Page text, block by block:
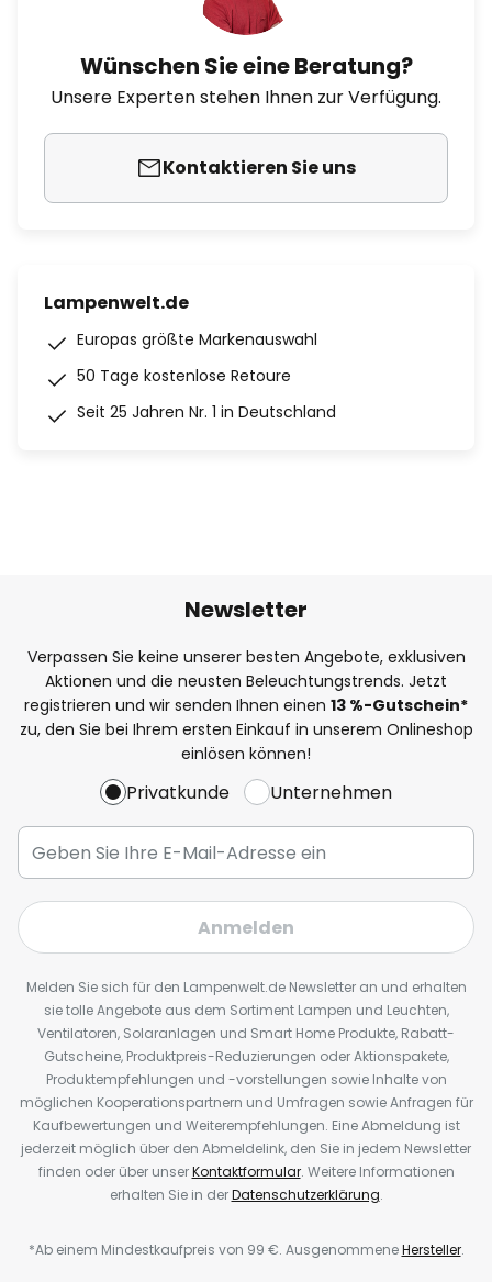
Wünschen Sie eine Beratung?
Unsere Experten stehen Ihnen zur Verfügung.
Kontaktieren Sie uns
Lampenwelt.de
Europas größte Markenauswahl
50 Tage kostenlose Retoure
Seit 25 Jahren Nr. 1 in Deutschland
Newsletter
Verpassen Sie keine unserer besten Angebote, exklusiven
Aktionen und die neusten Beleuchtungstrends. Jetzt
registrieren und wir senden Ihnen einen 13 %-Gutschein*
zu, den Sie bei Ihrem ersten Einkauf in unserem Onlineshop
einlösen können!
Privatkunde Unternehmen
Anmelden
Melden Sie sich für den Lampenwelt.de Newsletter an und erhalten
sie tolle Angebote aus dem Sortiment Lampen und Leuchten,
Ventilatoren, Solaranlagen und Smart Home Produkte, Rabatt-
Gutscheine, Produktpreis-Reduzierungen oder Aktionspakete,
Produktempfehlungen und -vorstellungen sowie Inhalte von
möglichen Kooperationspartnern und Umfragen sowie Anfragen für
Kaufbewertungen und Weiterempfehlungen. Eine Abmeldung ist
jederzeit möglich über den Abmeldelink, den Sie in jedem Newsletter
finden oder über unserKontaktformular. Weitere Informationen
erhalten Sie in derDatenschutzerklärung.
*Ab einem Mindestkaufpreis von 99 €. AusgenommeneHersteller.